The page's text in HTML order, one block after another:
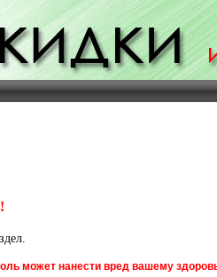
может нанести вред вашему